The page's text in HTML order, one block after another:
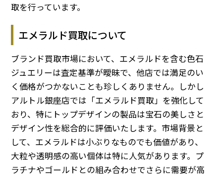
取を行っています。
エメラルド買取について
ブランド買取市場において、エメラルドを含む色石
ジュエリーは査定基準が曖昧で、他店では満足のい
く価格がつかないことも珍しくありません。しかし
アルトル銀座店では「エメラルド買取」を強化して
おり、特にトップデザインの製品は宝石の美しさと
デザイン性を総合的に評価いたします。市場背景と
して、エメラルドは小ぶりなものでも価値があり、
大粒や透明感の高い個体は特に人気があります。プ
ラチナやゴールドとの組み合わせでさらに需要が高